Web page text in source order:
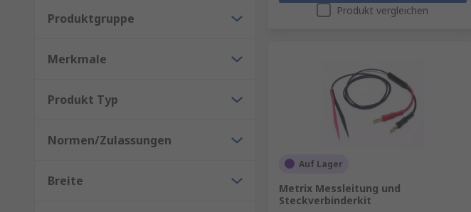
Produktgruppe
Merkmale
Produkt Typ
Normen/Zulassungen
Breite
Produkt vergleichen
Auf Lager
Metrix Messleitung und
Steckverbinderkit